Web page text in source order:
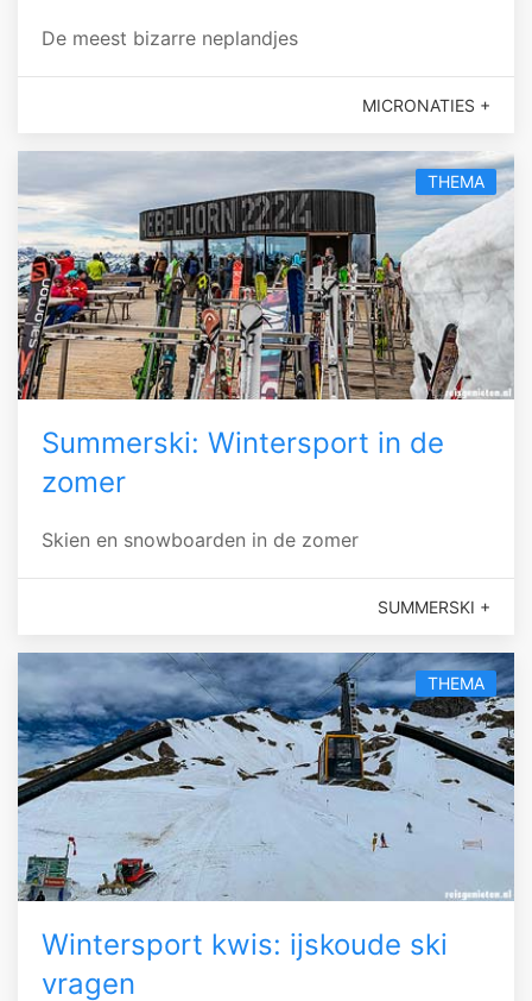
De meest bizarre neplandjes
MICRONATIES +
THEMA
Summerski: Wintersport in de
zomer
Skien en snowboarden in de zomer
SUMMERSKI +
THEMA
Wintersport kwis: ijskoude ski
vragen